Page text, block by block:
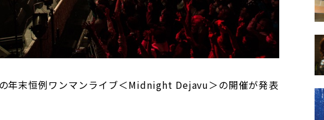
の年末恒例ワンマンライブ＜Midnight Dejavu＞の開催が発表